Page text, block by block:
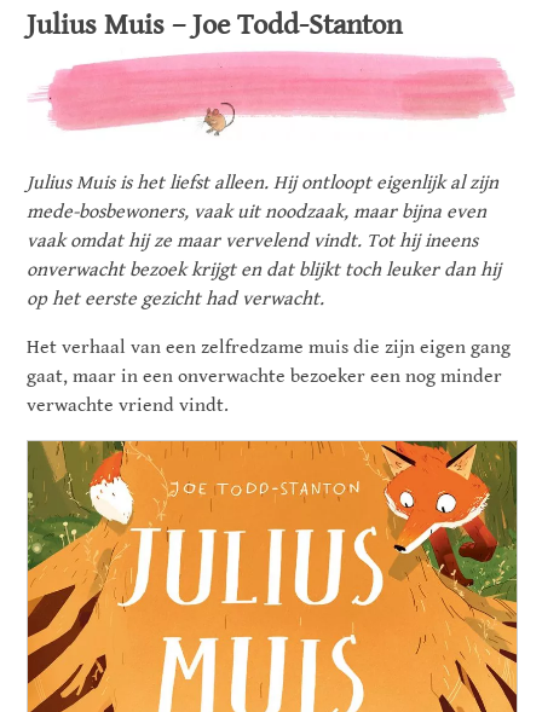
Julius Muis – Joe Todd-Stanton
Julius Muis is het liefst alleen. Hij ontloopt eigenlijk al zijn
mede-bosbewoners, vaak uit noodzaak, maar bijna even
vaak omdat hij ze maar vervelend vindt. Tot hij ineens
onverwacht bezoek krijgt en dat blijkt toch leuker dan hij
op het eerste gezicht had verwacht.
Het verhaal van een zelfredzame muis die zijn eigen gang
gaat, maar in een onverwachte bezoeker een nog minder
verwachte vriend vindt.